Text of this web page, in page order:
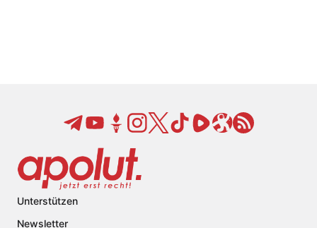
Unterstützen
Newsletter